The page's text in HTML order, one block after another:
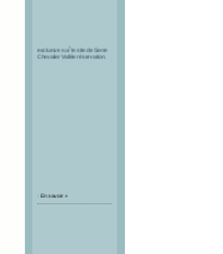
exclusive sur le site de Serre
Chevalier Vallée réservation.